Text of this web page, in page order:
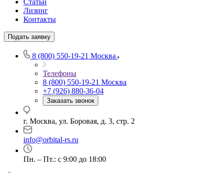
Статьи
Лизинг
Контакты
Подать заявку
8 (800) 550-19-21 Москва
Телефоны
8 (800) 550-19-21 Москва
+7 (926) 880-36-04
Заказать звонок
г. Москва, ул. Боровая, д. 3, стр. 2
info@orbital-rs.ru
Пн. – Пт.: с 9:00 до 18:00